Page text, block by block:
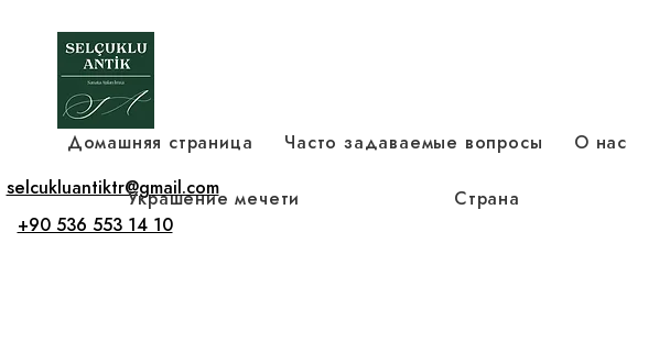
selcukluantiktr@gmail.com
+90 536 553 14 10
Домашняя страница Часто задаваемые вопросы О нас
Украшение мечети Страна